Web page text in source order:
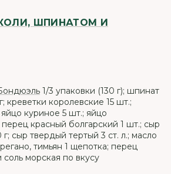
ШПИНАТОМ И
1/3 упаковки (130 г); шпинат
креветки королевские 15 шт.;
куриное 5 шт.; яйцо
красный болгарский 1 шт.; сыр
сыр твердый тертый 3 ст. л.; масло
тимьян 1 щепотка; перец
морская по вкусу